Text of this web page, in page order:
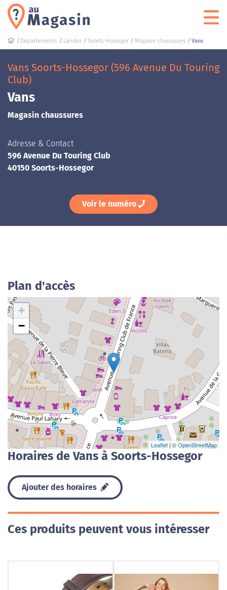
Départements Landes Soorts-Hossegor Magasin chaussures Vans
Vans Soorts-Hossegor (596 Avenue Du Touring
Club)
Vans
Magasin chaussures
Adresse & Contact
596 Avenue Du Touring Club
40150 Soorts-Hossegor
Voir le numéro
Plan d'accès
+
−
Leaflet | ©OpenStreetMap
Horaires de Vans à Soorts-Hossegor
Ajouter des horaires
Ces produits peuvent vous intéresser